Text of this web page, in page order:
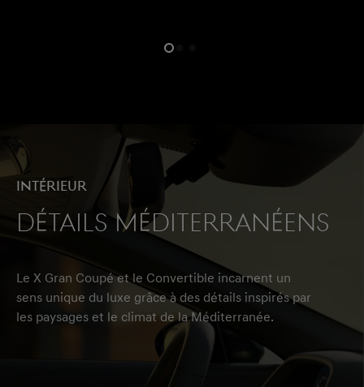
Intérieur
Détails méditerranéens
Le X Gran Coupé et le Convertible incarnent un
sens unique du luxe grâce à des détails inspirés par
les paysages et le climat de la Méditerranée.